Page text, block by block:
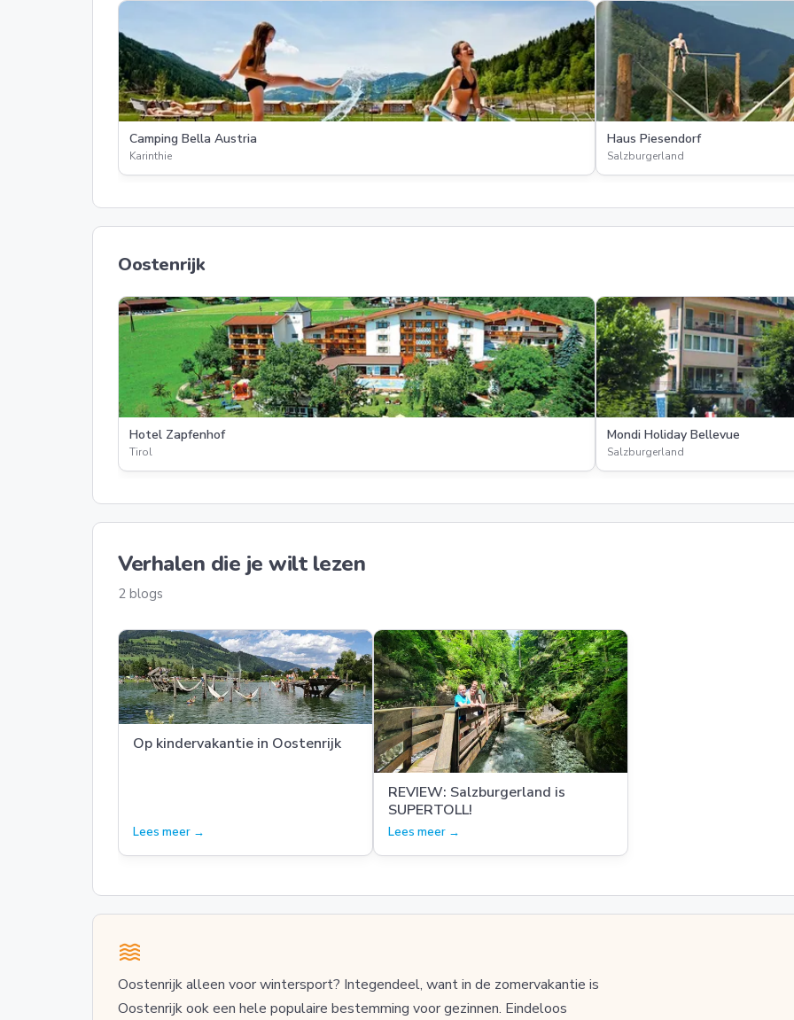
Camping Bella Austria
Karinthie
Haus Piesendorf
Salzburgerland
Oostenrijk
Hotel Zapfenhof
Tirol
Mondi Holiday Bellevue
Salzburgerland
Verhalen die je wilt lezen
2 blogs
Op kindervakantie in Oostenrijk
Lees meer →
REVIEW: Salzburgerland is
SUPERTOLL!
Lees meer →
Oostenrijk alleen voor wintersport? Integendeel, want in de zomervakantie is
Oostenrijk ook een hele populaire bestemming voor gezinnen. Eindeloos